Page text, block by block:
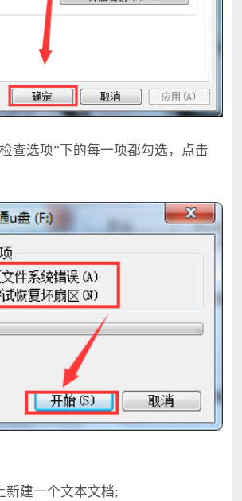
选项”下的每一项都勾选，点击
建一个文本文档;